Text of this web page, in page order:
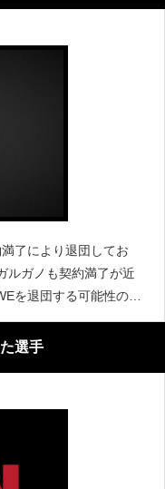
了により退団してお
ルガノも契約満了が近
を退団する可能性のあ
よると、カイル・オラ
予定であ
選手